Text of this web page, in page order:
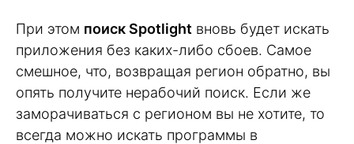
При этом поиск Spotlight вновь будет искать
приложения без каких-либо сбоев. Самое
смешное, что, возвращая регион обратно, вы
опять получите нерабочий поиск. Если же
заморачиваться с регионом вы не хотите, то
всегда можно искать программы в